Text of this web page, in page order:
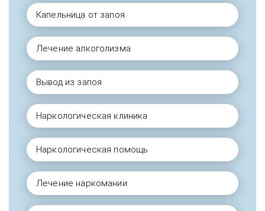
Капельница от запоя
Лечение алкоголизма
Вывод из запоя
Наркологическая клиника
Наркологическая помощь
Лечение наркомании